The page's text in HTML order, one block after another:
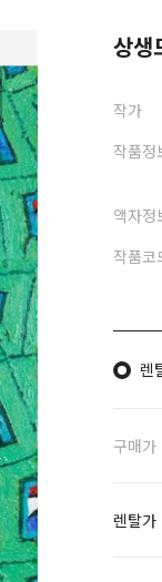
상생
작가
작품정
액자정
작품코
렌
구매가
렌탈가